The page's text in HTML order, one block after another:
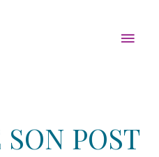
POST